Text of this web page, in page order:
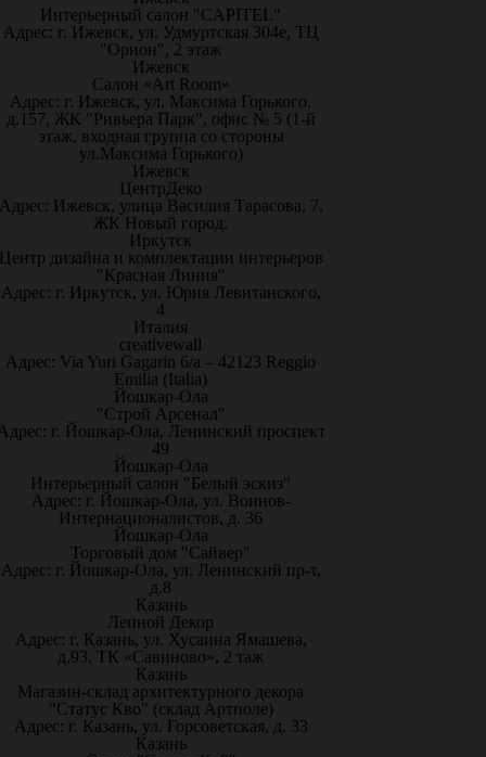
Интерьерный салон "CAPITEL"
Адрес: г. Ижевск, ул. Удмуртская 304е, ТЦ
"Орион", 2 этаж
Ижевск
Салон «Art Room»
Адрес: г. Ижевск, ул. Максима Горького,
д.157, ЖК "Ривьера Парк", офис № 5 (1-й
этаж, входная группа со стороны
ул.Максима Горького)
Ижевск
ЦентрДеко
Ижевск, улица Василия Тарасова, 7,
ЖК Новый город.
Иркутск
дизайна и комплектации интерьеров
"Красная Линия"
Адрес: г. Иркутск, ул. Юрия Левитанского,
4
Италия
creativewall
Адрес: Via Yuri Gagarin 6/a – 42123 Reggio
Emilia (Italia)
Йошкар-Ола
"Строй Арсенал"
г. Йошкар-Ола, Ленинский проспект
49
Йошкар-Ола
Интерьерный салон "Белый эскиз"
Адрес: г. Йошкар-Ола, ул. Воинов-
Интернационалистов, д. 36
Йошкар-Ола
Торговый дом "Сайвер"
Адрес: г. Йошкар-Ола, ул. Ленинский пр-т,
д.8
Казань
Лепной Декор
Адрес: г. Казань, ул. Хусаина Ямашева,
д.93, ТК «Савиново», 2 таж
Казань
Магазин-склад архитектурного декора
"Статус Кво" (склад Артполе)
Адрес: г. Казань, ул. Горсоветская, д. 33
Казань